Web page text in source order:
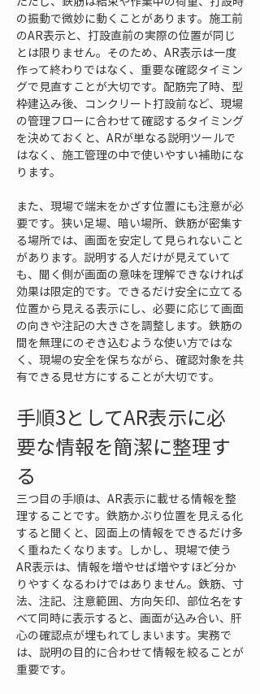
の振動で微妙に動くことがあります。施工前
のAR表示と、打設直前の実際の位置が同じ
とは限りません。そのため、AR表示は一度
作って終わりではなく、重要な確認タイミン
グで見直すことが大切です。配筋完了時、型
枠建込み後、コンクリート打設前など、現場
の管理フローに合わせて確認するタイミング
を決めておくと、ARが単なる説明ツールで
はなく、施工管理の中で使いやすい補助にな
ります。
また、現場で端末をかざす位置にも注意が必
要です。狭い足場、暗い場所、鉄筋が密集す
る場所では、画面を安定して見られないこと
があります。説明する人だけが見えていて
も、聞く側が画面の意味を理解できなければ
効果は限定的です。できるだけ安全に立てる
位置から見える表示にし、必要に応じて画面
の向きや注記の大きさを調整します。鉄筋の
間を無理にのぞき込むような使い方ではな
く、現場の安全を保ちながら、確認対象を共
有できる見せ方にすることが大切です。
手順3としてAR表示に必
要な情報を簡潔に整理す
る
三つ目の手順は、AR表示に載せる情報を整
理することです。鉄筋かぶり位置を見える化
すると聞くと、図面上の情報をできるだけ多
く重ねたくなります。しかし、現場で使う
AR表示は、情報を増やせば増やすほど分か
りやすくなるわけではありません。鉄筋、寸
法、注記、注意範囲、方向矢印、部位名をす
べて同時に表示すると、画面が込み合い、肝
心の確認点が埋もれてしまいます。実務で
は、説明の目的に合わせて情報を絞ることが
重要です。